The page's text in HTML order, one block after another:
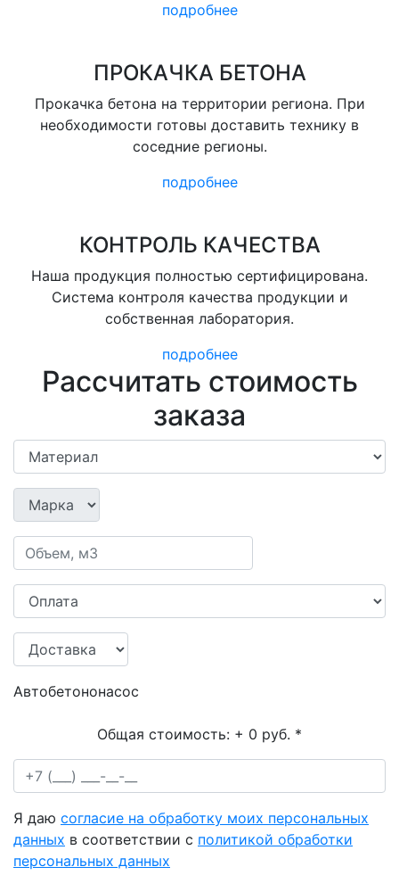
подробнее
ПРОКАЧКА БЕТОНА
Прокачка бетона на территории региона. При
необходимости готовы доставить технику в
соседние регионы.
подробнее
КОНТРОЛЬ КАЧЕСТВА
Наша продукция полностью сертифицирована.
Система контроля качества продукции и
собственная лаборатория.
подробнее
Рассчитать стоимость
заказа
Автобетононасос
Общая стоимость: + 0 руб. *
Я даю согласие на обработку моих персональных
данных в соответствии с политикой обработки
персональных данных